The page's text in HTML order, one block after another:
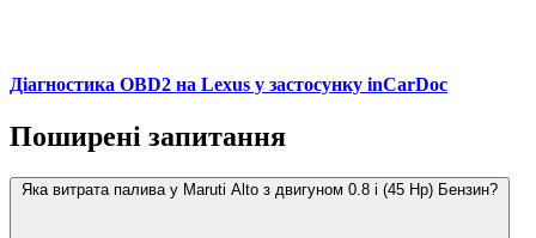
Діагностика OBD2 на Lexus у застосунку inCarDoc
Поширені запитання
Яка витрата палива у Maruti Alto з двигуном 0.8 i (45 Hp) Бензин?